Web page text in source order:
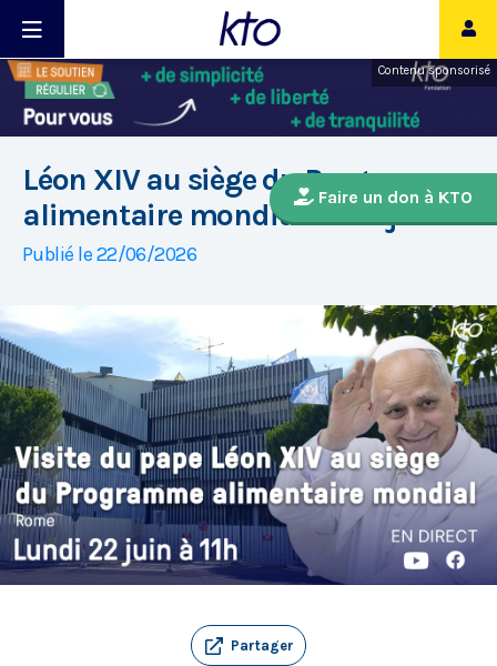
Contenu sponsorisé
Faire un don à KTO
Léon XIV au siège du Programme
alimentaire mondial ce 22 juin
Publié le 22/06/2026
Partager